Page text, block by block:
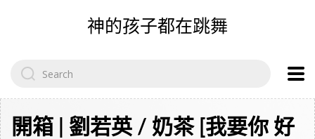
神的孩子都在跳舞
for:
開箱 | 劉若英 / 奶茶 [我要你 好